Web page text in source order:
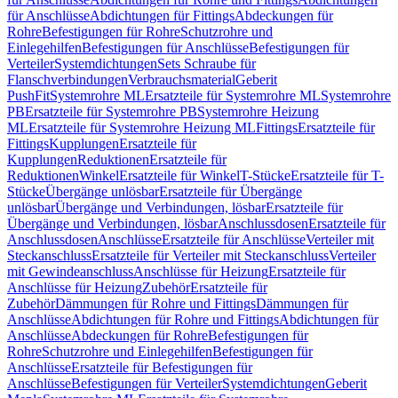
für AnschlüsseAbdichtungen für FittingsAbdeckungen für
RohreBefestigungen für RohreSchutzrohre und
EinlegehilfenBefestigungen für AnschlüsseBefestigungen für
VerteilerSystemdichtungenSets Schraube für
FlanschverbindungenVerbrauchsmaterialGeberit
PushFitSystemrohre MLErsatzteile für Systemrohre MLSystemrohre
PBErsatzteile für Systemrohre PBSystemrohre Heizung
MLErsatzteile für Systemrohre Heizung MLFittingsErsatzteile für
FittingsKupplungenErsatzteile für
KupplungenReduktionenErsatzteile für
ReduktionenWinkelErsatzteile für WinkelT-StückeErsatzteile für T-
StückeÜbergänge unlösbarErsatzteile für Übergänge
unlösbarÜbergänge und Verbindungen, lösbarErsatzteile für
Übergänge und Verbindungen, lösbarAnschlussdosenErsatzteile für
AnschlussdosenAnschlüsseErsatzteile für AnschlüsseVerteiler mit
SteckanschlussErsatzteile für Verteiler mit SteckanschlussVerteiler
mit GewindeanschlussAnschlüsse für HeizungErsatzteile für
Anschlüsse für HeizungZubehörErsatzteile für
ZubehörDämmungen für Rohre und FittingsDämmungen für
AnschlüsseAbdichtungen für Rohre und FittingsAbdichtungen für
AnschlüsseAbdeckungen für RohreBefestigungen für
RohreSchutzrohre und EinlegehilfenBefestigungen für
AnschlüsseErsatzteile für Befestigungen für
AnschlüsseBefestigungen für VerteilerSystemdichtungenGeberit